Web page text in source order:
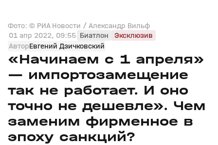
Фото: © РИА Новости / Александр Вильф
01 апр 2022, 09:55 Биатлон
Эксклюзив
АвторЕвгений Дзичковский
«Начинаем с 1 апреля»
— импортозамещение
так не работает. И оно
точно не дешевле». Чем
заменим фирменное в
эпоху санкций?